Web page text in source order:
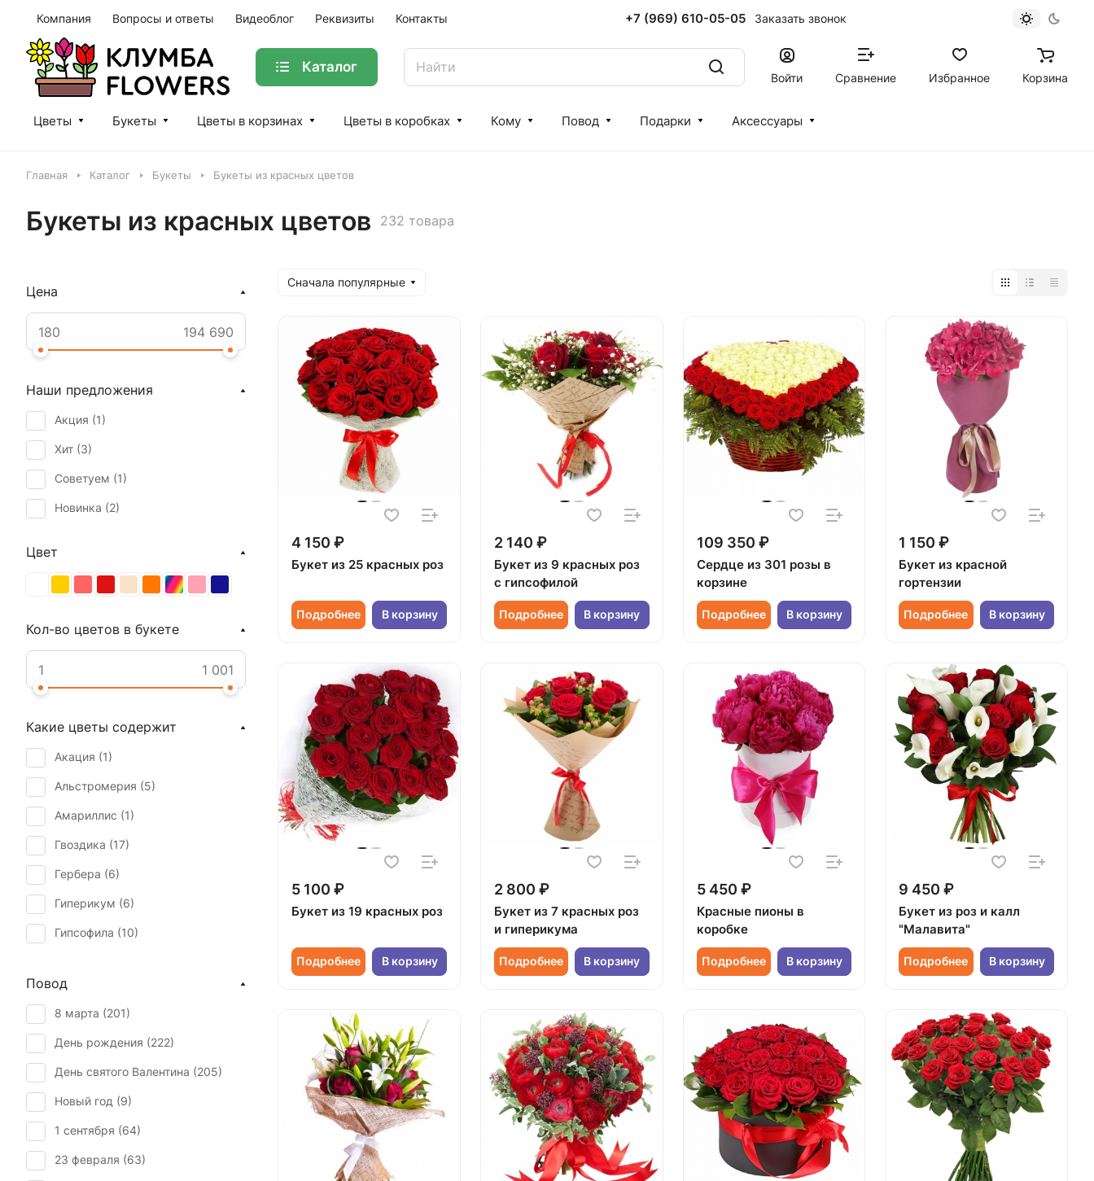
Компания Вопросы и ответы Видеоблог Реквизиты Контакты +7 (969) 610-05-05 Заказать звонок
Каталог
Войти Сравнение Избранное Корзина
Цветы Букеты Цветы в корзинах Цветы в коробках Кому Повод Подарки Аксессуары
Главная Каталог Букеты Букеты из красных цветов
Букеты из красных цветов 232 товара
Сначала популярные
4 150 ₽
Букет из 25 красных роз
Подробнее В корзину
2 140 ₽
Букет из 9 красных роз
с гипсофилой
Подробнее В корзину
109 350 ₽
Сердце из 301 розы в
корзине
Подробнее В корзину
1 150 ₽
Букет из красной
гортензии
Подробнее В корзину
5 100 ₽
Букет из 19 красных роз
Подробнее В корзину
2 800 ₽
Букет из 7 красных роз
и гиперикума
Подробнее В корзину
5 450 ₽
Красные пионы в
коробке
Подробнее В корзину
9 450 ₽
Букет из роз и калл
"Малавита"
Подробнее В корзину
Цена
Наши предложения
Акция (1)
Хит (3)
Советуем (1)
Новинка (2)
Цвет
Кол-во цветов в букете
Какие цветы содержит
Акация (1)
Альстромерия (5)
Амариллис (1)
Гвоздика (17)
Гербера (6)
Гиперикум (6)
Гипсофила (10)
Ирис (
Калла (2 )
Краспедия (1)
Лилия (3)
Нигелла (1
Орхидея (2 )
Пион (16)
Повод
8 марта (201)
День рождения (222)
День святого Валентина (205)
Новый год (9)
1 сентября (64)
23 февраля (63)